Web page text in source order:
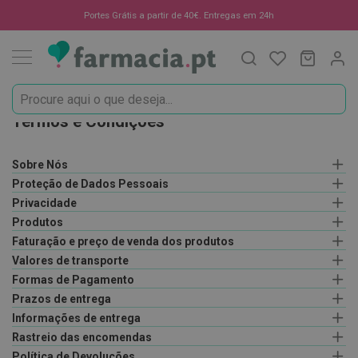
Portes Grátis a partir de 40€. Entregas em 24h
Procura O Meu
Oportunidades
☀️
Marcas
Bem-
Estar
H
i
g
i
e
n
e
O
r
a
Termos e Condições
Sobre Nós
Proteção de Dados Pessoais
Privacidade
Produtos
Faturação e preço de venda dos produtos
Valores de transporte
Formas de Pagamento
Prazos de entrega
Informações de entrega
Rastreio das encomendas